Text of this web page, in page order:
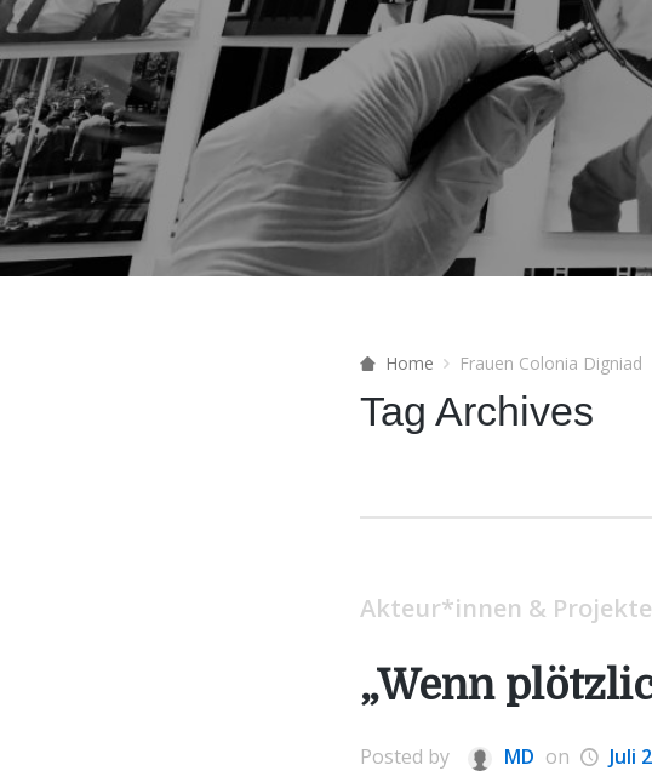
Home Frauen Colonia Digniad
Tag Archives
Akteur*innen & Projekte
„Wenn
Posted by MD on Juli